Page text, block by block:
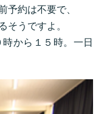
予約は不要で、
そうですよ。
から１５時。一日